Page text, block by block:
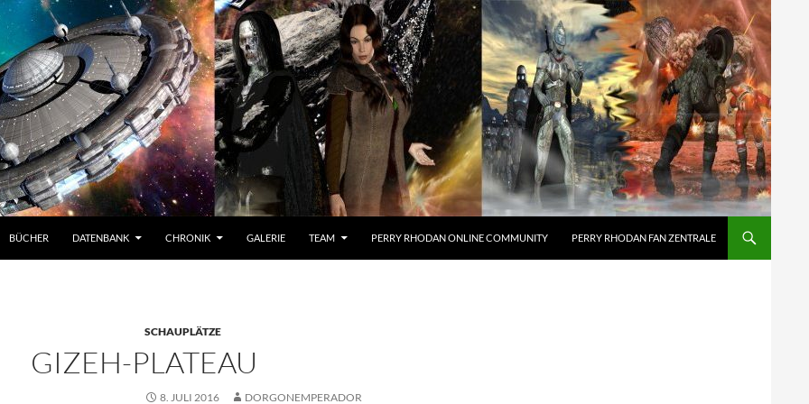
BÜCHER DATENBANK CHRONIK GALERIE TEAM PERRY RHODAN ONLINE COMMUNITY PERRY RHODAN FAN ZENTRALE
SCHAUPLÄTZE
GIZEH-PLATEAU
8. JULI 2016 DORGONEMPERADOR